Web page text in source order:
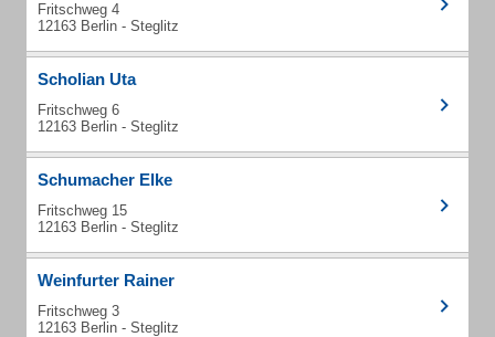
Fritschweg 4
12163 Berlin - Steglitz
Scholian Uta
Fritschweg 6
12163 Berlin - Steglitz
Schumacher Elke
Fritschweg 15
12163 Berlin - Steglitz
Weinfurter Rainer
Fritschweg 3
12163 Berlin - Steglitz